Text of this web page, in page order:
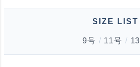
SIZE LIST
9号 / 11号 /